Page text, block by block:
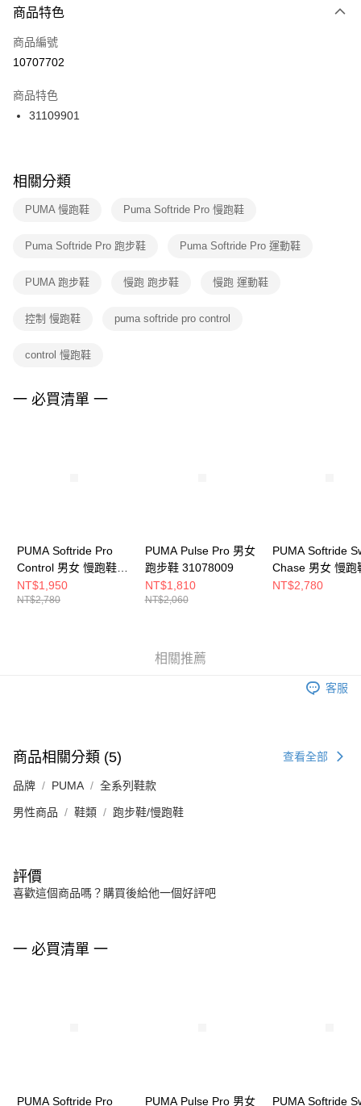
３．安心：先確認商品／服務後，再付款。
【「AFTEE先享後付」結帳流程】
１．於結帳方式選擇「AFTEE先享後付」後，將跳轉至「AFTEE先享後付」
２．訂單成立數日內，您將收到繳費通知簡訊。
３．收到繳費通知簡訊後14天內，點擊此簡訊中的連結，可透過四大超商／
ATM／網路銀行／等多元方式進行付款，方視為交易完成。
※ 交易是否成功請以「AFTEE先享後付 」之結帳頁面顯示為準，若有關於
是否繳費成功／繳費後需取消欲退款等相關疑問，請聯繫「AFTEE先享後付
客戶支援中心」https://netprotections.freshdesk.com/support/home
１．透過由恩沛科技股份有限公司提供之「AFTEE先享後付」服務完成之交
權轉讓予恩沛科技股份有限公司。
３．未成年的使用者請事先徵得法定代理人或監護人之同意方可使用
任。
請求用戶進行身份認證。
５．嚴禁一人註冊多個帳號或使用他人資訊註冊。若發現惡意使用之情形，
每筆NT$100，滿NT$1,500(含以上)免運費
宅配
每筆NT$100，滿NT$1,500(含以上)免運費
商品特色
商品編號
10707702
商品特色
31109901
相關分類
PUMA 慢跑鞋 Puma Softride Pro 慢跑鞋
Puma Softride Pro 跑步鞋 Puma Softride Pro 運動鞋
PUMA 跑步鞋 慢跑 跑步鞋 慢跑 運動鞋
控制 慢跑鞋 puma softride pro control
control 慢跑鞋
一 必買清單 一
PUMA Softride Pro
Control 男女 慢跑鞋
31109902
NT$1,950
NT$2,780
PUMA Pulse Pro 男女
跑步鞋 31078009
NT$1,810
NT$2,060
PUMA Softride
Chase 男女 慢跑
31012509
NT$2,780
相關推薦
客服
商品相關分類 (5) 查看全部
品牌 PUMA 全系列鞋款
男性商品 鞋類 跑步鞋/慢跑鞋
評價
喜歡這個商品嗎？購買後給他一個好評吧
一 必買清單 一
PUMA Softride Pro PUMA Pulse Pro 男女 PUMA Softride